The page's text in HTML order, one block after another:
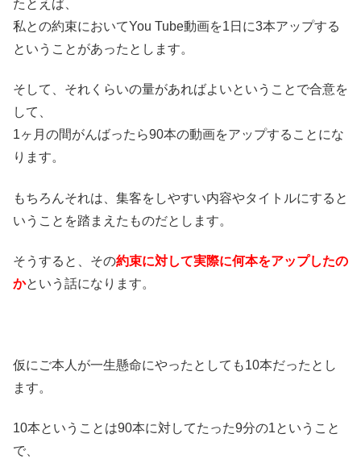
たとえば、
私との約束においてYou Tube動画を1日に3本アップする
ということがあったとします。
そして、それくらいの量があればよいということで合意を
して、
1ヶ月の間がんばったら90本の動画をアップすることにな
ります。
もちろんそれは、集客をしやすい内容やタイトルにすると
いうことを踏まえたものだとします。
そうすると、その約束に対して実際に何本をアップしたの
かという話になります。
仮にご本人が一生懸命にやったとしても10本だったとし
ます。
10本ということは90本に対してたった9分の1ということ
で、